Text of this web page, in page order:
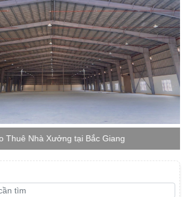
Thuê Nhà Xưởng tại Bắc Giang